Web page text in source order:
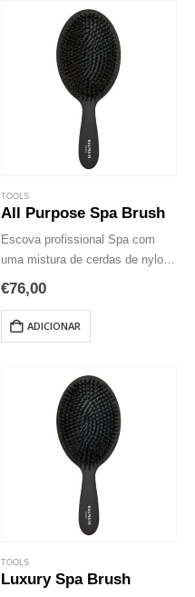
TOOLS
All Purpose Spa Brush
Escova profissional Spa com
uma mistura de cerdas de nylon
única das cerdas do javali
transporta os óleos naturais do
cabelo desde o couro…
€76,00
ADICIONAR
TOOLS
Luxury Spa Brush